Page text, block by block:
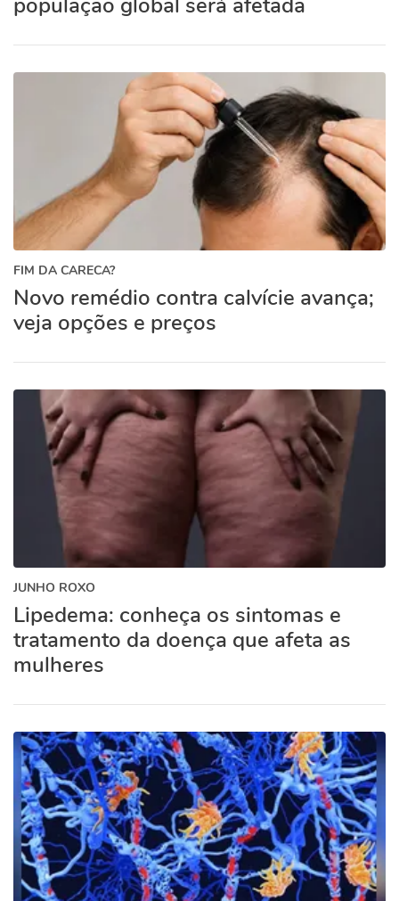
FIM DA CARECA?
Novo remédio contra calvície avança;
veja opções e preços
JUNHO ROXO
Lipedema: conheça os sintomas e
tratamento da doença que afeta as
mulheres